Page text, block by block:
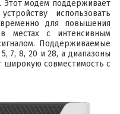
Этот модем поддерживает
использовать
для повышения
в местах с интенсивным
Поддерживаемые
7, 8, 20 и 28, а диапазоны
широкую совместимость с